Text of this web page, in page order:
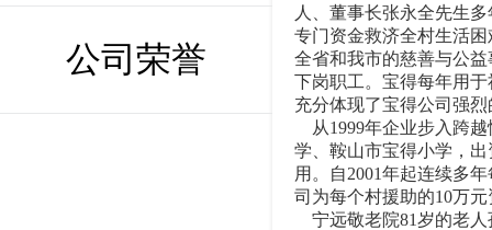
公司荣誉
人、董事长张永全先生
专门资金救济全村生活
全省和我市的慈善与公
下岗职工。宝得每年用
充分体现了宝得公司强
从1999年企业步入跨越
学、鞍山市宝得小学，
用。自2001年起连续多
司为每个村援助的10万
宁远敬老院81岁的老人